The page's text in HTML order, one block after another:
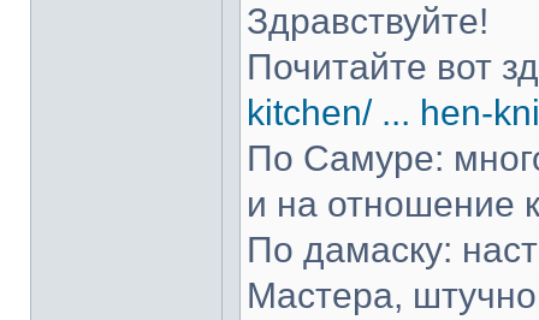
Здравствуйте!
Почитайте вот
kitchen/ ... hen-
По Самуре:
и на отношение
По дамаску:
Мастера,